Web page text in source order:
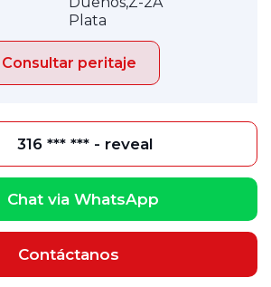
Plata
Consultar peritaje
316 *** *** - reveal
Chat via WhatsApp
Contáctanos